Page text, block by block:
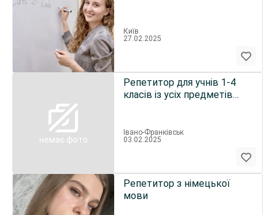
Київ
27.02.2025
немає фото
Репетитор для учнів 1-4
класів із усіх предметів
Івано-Франківськ
03.02.2025
Репетитор з німецької
мови